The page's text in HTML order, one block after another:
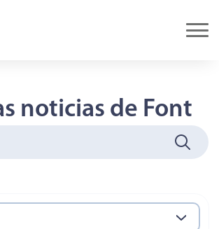
noticias de Font